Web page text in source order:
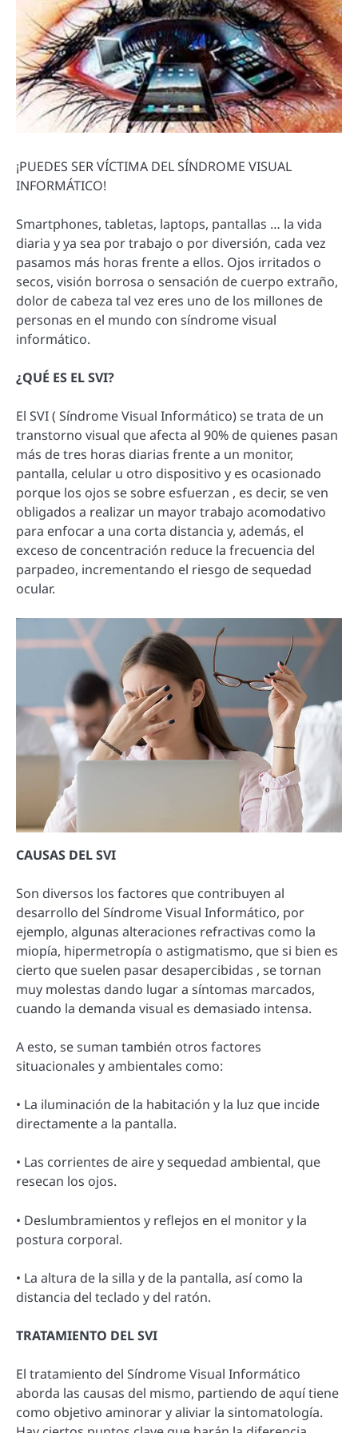
¡PUEDES SER VÍCTIMA DEL SÍNDROME VISUAL
INFORMÁTICO!
Smartphones, tabletas, laptops, pantallas … la vida
diaria y ya sea por trabajo o por diversión, cada vez
pasamos más horas frente a ellos. Ojos irritados o
secos, visión borrosa o sensación de cuerpo extraño,
dolor de cabeza tal vez eres uno de los millones de
personas en el mundo con síndrome visual
informático.
¿QUÉ ES EL SVI?
El SVI ( Síndrome Visual Informático) se trata de un
transtorno visual que afecta al 90% de quienes pasan
más de tres horas diarias frente a un monitor,
pantalla, celular u otro dispositivo y es ocasionado
porque los ojos se sobre esfuerzan , es decir, se ven
obligados a realizar un mayor trabajo acomodativo
para enfocar a una corta distancia y, además, el
exceso de concentración reduce la frecuencia del
parpadeo, incrementando el riesgo de sequedad
ocular.
CAUSAS DEL SVI
Son diversos los factores que contribuyen al
desarrollo del Síndrome Visual Informático, por
ejemplo, algunas alteraciones refractivas como la
miopía, hipermetropía o astigmatismo, que si bien es
cierto que suelen pasar desapercibidas , se tornan
muy molestas dando lugar a síntomas marcados,
cuando la demanda visual es demasiado intensa.
A esto, se suman también otros factores
situacionales y ambientales como:
• La iluminación de la habitación y la luz que incide
directamente a la pantalla.
• Las corrientes de aire y sequedad ambiental, que
resecan los ojos.
• Deslumbramientos y reflejos en el monitor y la
postura corporal.
• La altura de la silla y de la pantalla, así como la
distancia del teclado y del ratón.
TRATAMIENTO DEL SVI
El tratamiento del Síndrome Visual Informático
aborda las causas del mismo, partiendo de aquí tiene
como objetivo aminorar y aliviar la sintomatología.